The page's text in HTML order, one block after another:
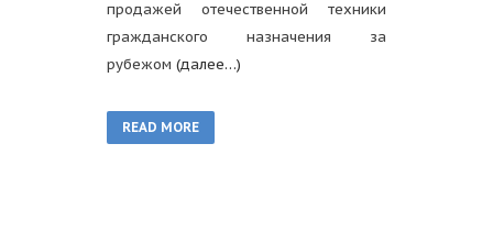
продажей отечественной техники
гражданского назначения за
рубежом (далее…)
READ MORE